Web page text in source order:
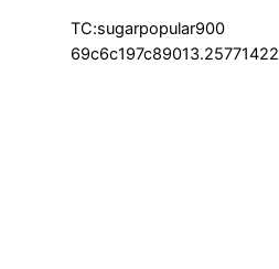
TC:sugarpopular900
69c6c197c89013.25771422